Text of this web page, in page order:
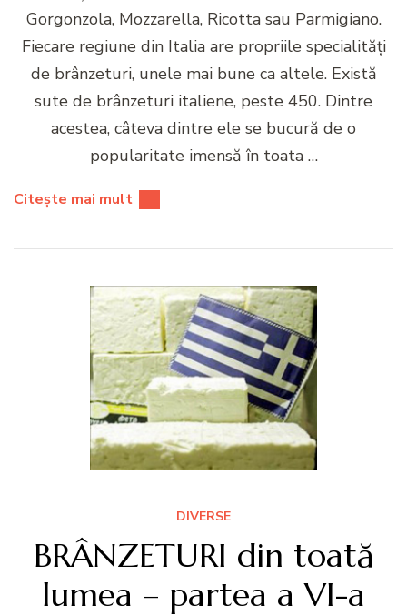
Gorgonzola, Mozzarella, Ricotta sau Parmigiano.
Fiecare regiune din Italia are propriile specialități
de brânzeturi, unele mai bune ca altele. Există
sute de brânzeturi italiene, peste 450. Dintre
acestea, câteva dintre ele se bucură de o
popularitate imensă în toata …
Citește mai mult
DIVERSE
BRÂNZETURI din toată
lumea – partea a VI-a